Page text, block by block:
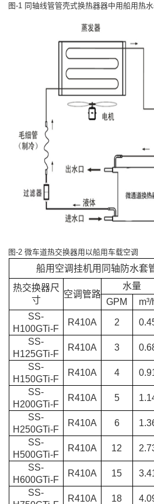
图-1 同轴线管管壳式换热器器中用船用热
图-2 微车道热交换器用以船用车载空调
船用空调挂机用同轴防水套
热交换器尺
寸
空调管路
水量
GPM m³/
SS-
H100GTi-F
R410A 2
SS-
H125GTi-F
R410A 3
SS-
H150GTi-F
R410A 4
SS-
H200GTi-F
R410A 5
SS-
H250GTi-F
R410A 6
SS-
H500GTi-F
R410A 12
SS-
H600GTi-F
R410A 15
SS-
R410A 18